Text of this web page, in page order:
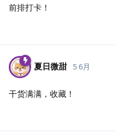
前排打卡！
夏日微甜 5 6月
干货满满，收藏！